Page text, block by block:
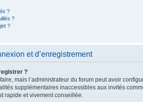
?
?
?
et d’enregistrement
?
mais l’administrateur du forum peut avoir
supplémentaires inaccessibles aux invités
rapide et vivement conseillée.